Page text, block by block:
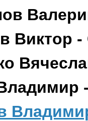
Виктор -
-